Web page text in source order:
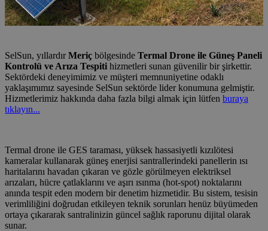
SelSun, yıllardırMeriç bölgesinde Termal Drone ile Güneş Paneli
Kontrolü ve Arıza Tespiti hizmetleri sunan güvenilir bir şirkettir.
Sektördeki deneyimimiz ve müşteri memnuniyetine odaklı
yaklaşımımız sayesinde SelSun sektörde lider konumuna gelmiştir.
Hizmetlerimiz hakkında daha fazla bilgi almak için lütfen buraya
tıklayın...
Termal drone ile GES taraması, yüksek hassasiyetli kızılötesi
kameralar kullanarak güneş enerjisi santrallerindeki panellerin ısı
haritalarını havadan çıkaran ve gözle görülmeyen elektriksel
arızaları, hücre çatlaklarını ve aşırı ısınma (hot-spot) noktalarını
anında tespit eden modern bir denetim hizmetidir. Bu sistem, tesisin
verimliliğini doğrudan etkileyen teknik sorunları henüz büyümeden
ortaya çıkararak santralinizin güncel sağlık raporunu dijital olarak
sunar.